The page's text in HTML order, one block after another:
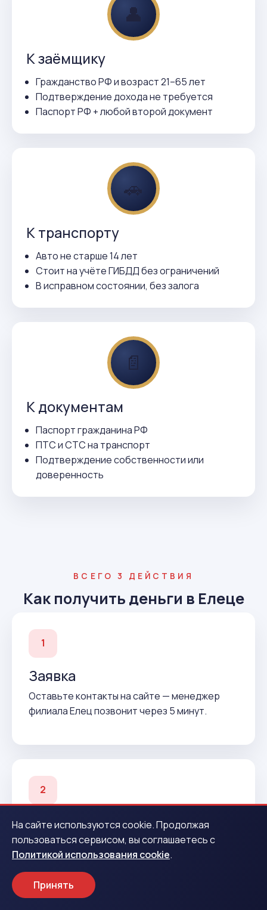
👤
К заёмщику
Гражданство РФ и возраст 21–65 лет
Подтверждение дохода не требуется
Паспорт РФ + любой второй документ
🚗
К транспорту
Авто не старше 14 лет
Стоит на учёте ГИБДД без ограничений
В исправном состоянии, без залога
📄
К документам
Паспорт гражданина РФ
ПТС и СТС на транспорт
Подтверждение собственности или
доверенность
ВСЕГО 3 ДЕЙСТВИЯ
Как получить деньги в Елеце
1
Заявка
Оставьте контакты на сайте — менеджер
филиала Елец позвонит через 5 минут.
2
Подтверждение
Согласуем условия и подготовим договор до
вашего приезда.
На сайте используются cookie. Продолжая
пользоваться сервисом, вы соглашаетесь с
Политикой использования cookie.
Принять